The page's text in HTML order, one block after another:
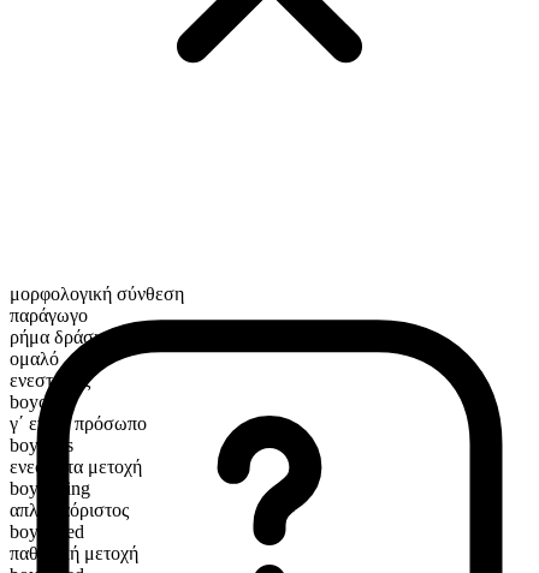
μορφολογική σύνθεση
παράγωγο
ρήμα δράσης
ομαλό
ενεστώτας
boycott
γ΄ ενικό πρόσωπο
boycotts
ενεστώτα μετοχή
boycotting
απλός αόριστος
boycotted
παθητική μετοχή